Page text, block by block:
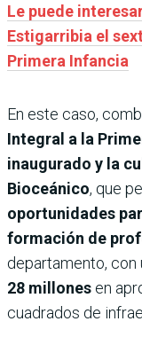
Le puede
Estigarribia el
Primera Infancia
En este caso,
Integral a la
inaugurado y la
Bioceánico, que
oportunidades
formación de
departamento, con
28 millones en
cuadrados de